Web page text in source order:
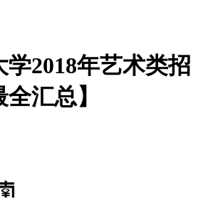
学2018年艺术类招
汇总】